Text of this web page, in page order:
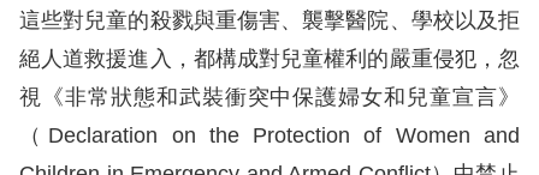
核
心
人
權
這些對兒童的殺戮與重傷害、襲擊醫院、學校以及拒
絕人道救援進入，都構成對兒童權利的嚴重侵犯，忽
視《非常狀態和武裝衝突中保護婦女和兒童宣言》
（Declaration on the Protection of Women and